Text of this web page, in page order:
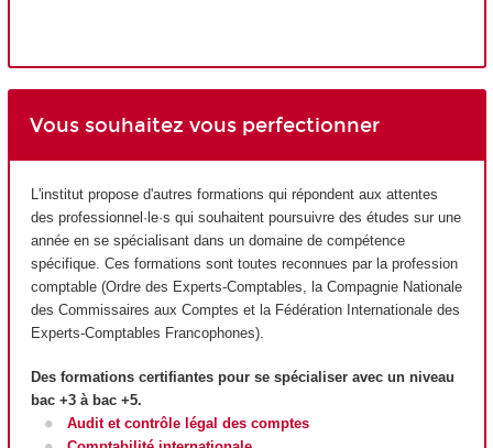
Vous souhaitez vous perfectionner
L'institut propose d'autres formations qui répondent aux attentes
des professionnel·le·s qui souhaitent poursuivre des études sur une
année en se spécialisant dans un domaine de compétence
spécifique. Ces formations sont toutes reconnues par la profession
comptable (Ordre des Experts-Comptables, la Compagnie Nationale
des Commissaires aux Comptes et la Fédération Internationale des
Experts-Comptables Francophones).
Des formations certifiantes pour se spécialiser avec un niveau
bac +3 à bac +5.
Audit et contrôle légal des comptes